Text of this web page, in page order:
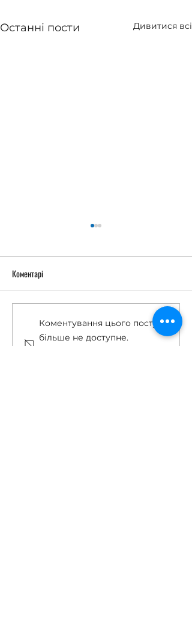
Останні пости Дивитися всі
Останній дзвоник 2026
Коментарі
Коментування цього посту
більше не доступне.